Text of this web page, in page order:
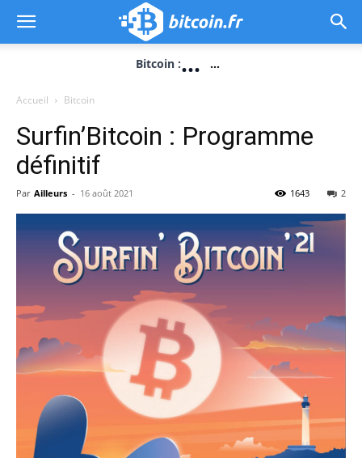
Bitcoin :... ...
Accueil Bitcoin
Surfin’Bitcoin : Programme
définitif
Par Ailleurs - 16 août 2021 2
1643